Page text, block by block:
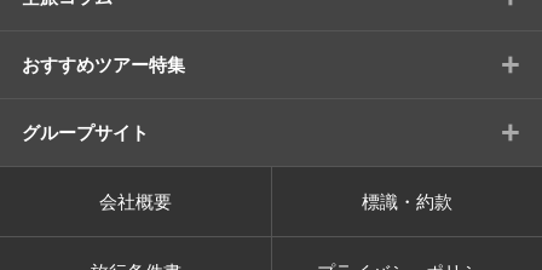
おすすめツアー特集 +
グループサイト +
会社概要 標識・約款